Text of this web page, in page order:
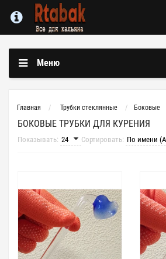
Меню
Главная Трубки стеклянные Боковые
БОКОВЫЕ ТРУБКИ ДЛЯ КУРЕНИЯ
Показывать: Сортировать: